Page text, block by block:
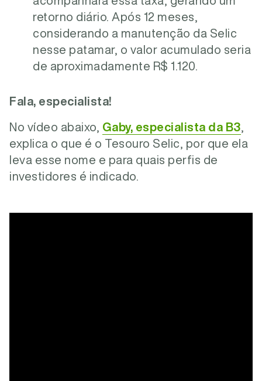
retorno diário. Após 12 meses,
considerando a manutenção da Selic
nesse patamar, o valor acumulado seria
de aproximadamente R$ 1.120.
Fala, especialista!
No vídeo abaixo, Gaby, especialista da B3
explica o que é o Tesouro Selic, por que ela
leva esse nome e para quais perfis de
investidores é indicado.